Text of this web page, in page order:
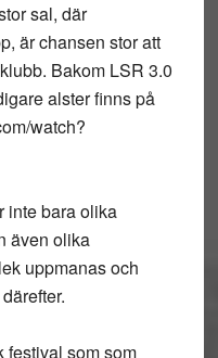
sal, där
är chansen stor att
Bakom LSR 3.0
alster finns på
watch?
inte bara olika
även olika
uppmanas och
festival som som